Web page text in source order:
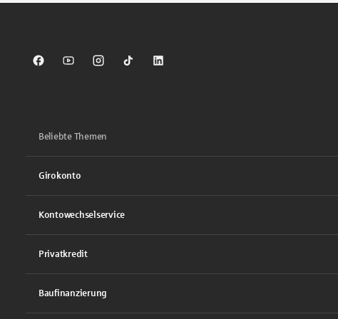
Sparkasse auf Facebook
Sparkasse auf Youtube
Sparkasse auf Instagram
Sparkasse auf TikTok
Sparkasse auf LinkedIn
Beliebte Themen
Girokonto
Kontowechselservice
Privatkredit
Baufinanzierung